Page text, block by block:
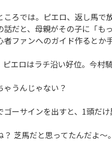
ろでは。ピエロ、返し馬で
話だと、母親がその子に「も
者ファンへのガイド作るとか
エロはラチ沿い好位。今村
うんじゃない？
ーサインを出すと、1頭だ
芝馬だと思ってたんだよ～